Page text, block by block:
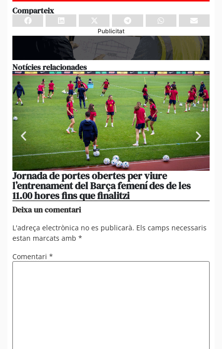
Comparteix
Publicitat
Notícies relacionades
Jornada de portes obertes per viure
l’entrenament del Barça femení des de les
11.00 hores fins que finalitzi
Deixa un comentari
L'adreça electrònica no es publicarà. Els camps necessaris
estan marcats amb *
Comentari *